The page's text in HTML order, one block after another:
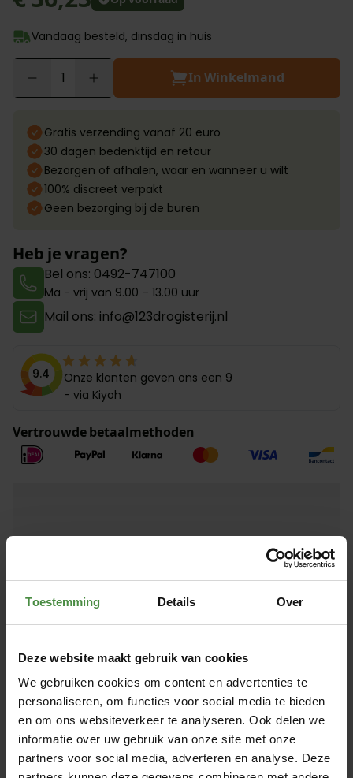
Toestemming Details Over
Deze website maakt gebruik van cookies
We gebruiken cookies om content en advertenties te
personaliseren, om functies voor social media te bieden
en om ons websiteverkeer te analyseren. Ook delen we
informatie over uw gebruik van onze site met onze
partners voor social media, adverteren en analyse. Deze
Vandaag besteld, dinsdag in huis
In Winkelmand
Gratis verzending vanaf 20 euro
30 dagen bedenktijd en retour
Bezorgen of afhalen, waar en wanneer u wilt
100% discreet verpakt
Geen bezorging bij de buren
Heb je vragen?
Bel ons: 0492-747100
Ma - vrij van 9.00 – 13.00 uur
Mail ons: info@123drogisterij.nl
9.4
Onze klanten geven ons een 9
- via Kiyoh
Vertrouwde betaalmethoden
incontinentiebroekje van superzacht en ademend non-
woven. Voelt aan als textiel ondergoed. Opname: 2650 ml.
Meer informatie
Artikelnummer
Absorptievermogen
4
Type product
Maat
Large